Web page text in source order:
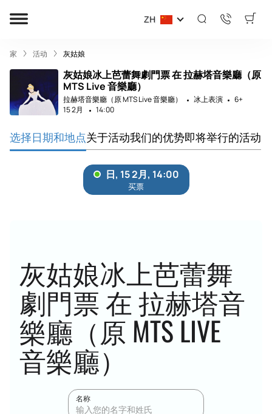
ZH
家 活动 灰姑娘
灰姑娘冰上芭蕾舞劇門票 在 拉赫塔音樂廳（原
MTS Live 音樂廳）
拉赫塔音樂廳（原 MTS Live 音樂廳） 冰上表演
6+
15 2月
14:00
选择日期和地点关于活动我们的优势即将举行的活动
灰姑娘冰上芭蕾舞
劇門票 在 拉赫塔音
樂廳（原 MTS LIVE
音樂廳）
名称